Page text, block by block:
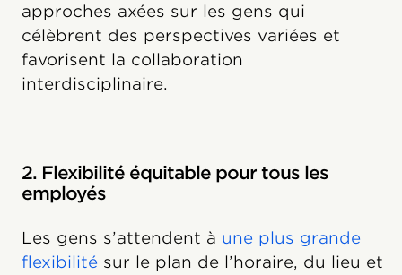
approches axées sur les gens qui
célèbrent des perspectives variées et
favorisent la collaboration
interdisciplinaire.
2. Flexibilité équitable pour tous les
employés
Les gens s’attendent à une plus grande
flexibilité sur le plan de l’horaire, du lieu et